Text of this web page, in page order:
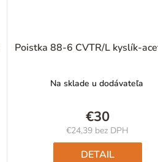
Poistka 88-6 CVTR/L kyslík-
Na sklade u dodávateľa
€30
€24,39 bez DPH
Jednotková
cena:
DETAIL